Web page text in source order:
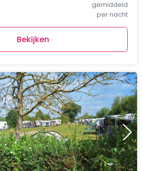
gemiddeld
per nacht
Bekijken